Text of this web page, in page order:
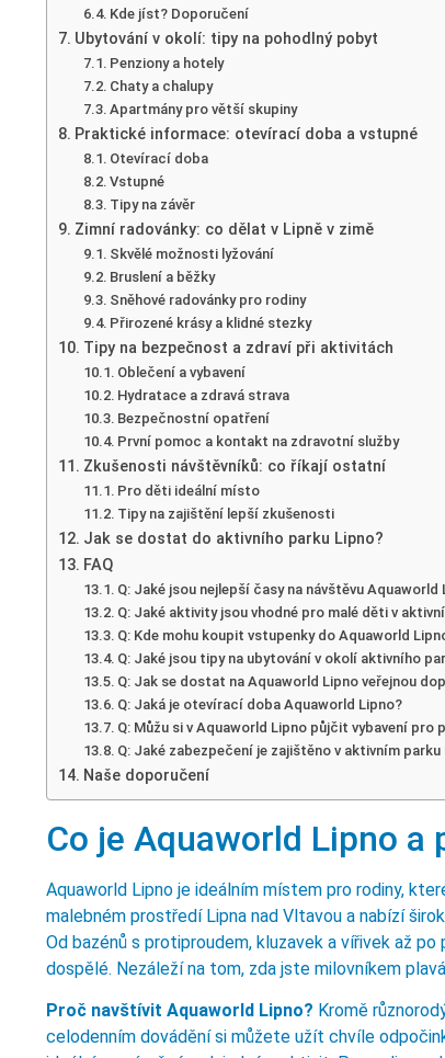
Kde jíst? Doporučení
Ubytování v okolí: tipy na pohodlný pobyt
Penziony a hotely
Chaty a chalupy
Apartmány pro větší skupiny
Praktické informace: otevírací doba a vstupné
Otevírací doba
Vstupné
Tipy na závěr
Zimní radovánky: co dělat v Lipně v zimě
Skvělé možnosti lyžování
Bruslení a běžky
Sněhové radovánky pro rodiny
Přirozené krásy a klidné stezky
Tipy na bezpečnost a zdraví při aktivitách
Oblečení a vybavení
Hydratace a zdravá strava
Bezpečnostní opatření
První pomoc a kontakt na zdravotní služby
Zkušenosti návštěvníků: co říkají ostatní
Pro děti ideální místo
Tipy na zajištění lepší zkušenosti
Jak se dostat do aktivního parku Lipno?
FAQ
Q: Jaké jsou nejlepší časy na návštěvu Aquaworld
Q: Jaké aktivity jsou vhodné pro malé děti v
Q: Kde mohu koupit vstupenky do Aquaworld
Q: Jaké jsou tipy na ubytování v okolí aktivního
Q: Jak se dostat na Aquaworld Lipno veřejnou
Q: Jaká je otevírací doba Aquaworld Lipno?
Q: Můžu si v Aquaworld Lipno půjčit vybavení pro
Q: Jaké zabezpečení je zajištěno v aktivním
Naše doporučení
Co je Aquaworld Lipno a
Aquaworld Lipno je ideálním místem pro rodiny,
malebném prostředí Lipna nad Vltavou a nabízí
Od bazénů s protiproudem, kluzavek a vířivek až
dospělé. Nezáleží na tom, zda jste milovníkem
Proč navštívit Aquaworld Lipno? Kromě
celodenním dovádění si můžete užít chvíle